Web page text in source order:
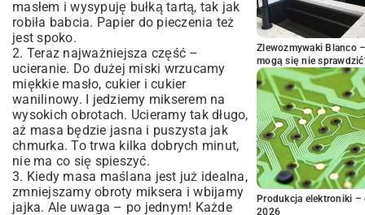
masłem i wysypuję bułką tartą, tak jak
robiła babcia. Papier do pieczenia też
jest spoko.
2. Teraz najważniejsza część –
ucieranie. Do dużej miski wrzucamy
miękkie masło, cukier i cukier
wanilinowy. I jedziemy mikserem na
wysokich obrotach. Ucieramy tak długo,
aż masa będzie jasna i puszysta jak
chmurka. To trwa kilka dobrych minut,
nie ma co się spieszyć.
3. Kiedy masa maślana jest już idealna,
zmniejszamy obroty miksera i wbijamy
jajka. Ale uwaga – po jednym! Każde
Zlewozmywaki Blanco
mogą się nie
Produkcja elektroniki –
2026